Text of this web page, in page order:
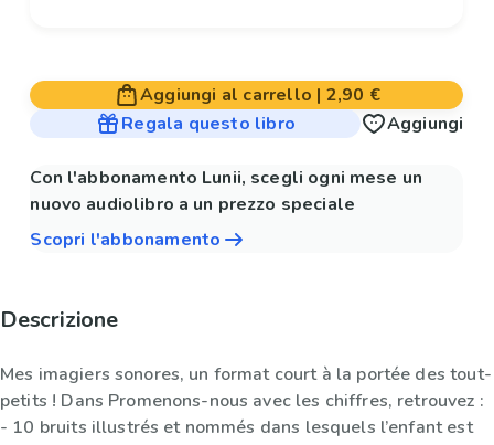
Aggiungi al carrello | 2,90 €
Regala questo libro
Aggiungi
Con l'abbonamento Lunii, scegli ogni mese un
nuovo audiolibro a un prezzo speciale
Scopri l'abbonamento
Descrizione
Mes imagiers sonores, un format court à la portée des tout-
petits ! Dans Promenons-nous avec les chiffres, retrouvez :
- 10 bruits illustrés et nommés dans lesquels l’enfant est